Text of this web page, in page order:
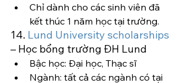
Chỉ dành cho các sinh viên đã
kết thúc 1 năm học tại trường.
14. Lund University scholarships
– Học bổng trường ĐH Lund
Bậc học: Đại học, Thạc sĩ
Ngành: tất cả các ngành có tại